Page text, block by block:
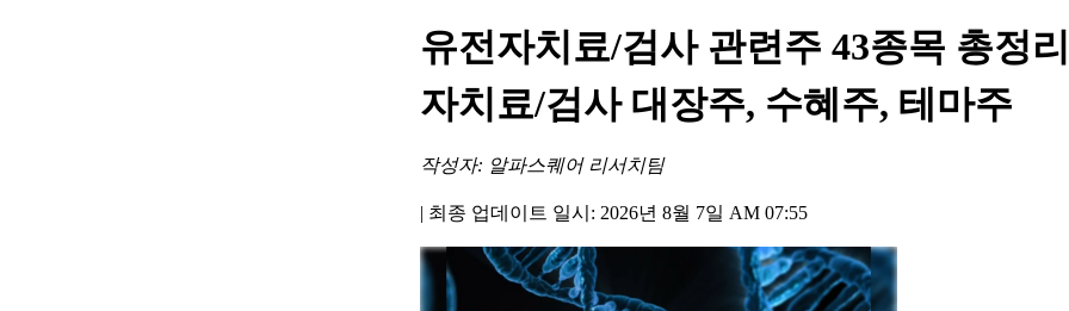
유전자치료/검사 관련주 43종목 총정
자치료/검사 대장주, 수혜주, 테마주
작성자: 알파스퀘어 리서치팀
| 최종 업데이트 일시: 2026년 8월 7일 AM 07:55